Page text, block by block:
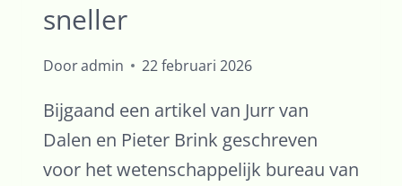
sneller
Dooradmin 22 februari 2026
Bijgaand een artikel van Jurr van
Dalen en Pieter Brink geschreven
voor het wetenschappelijk bureau van